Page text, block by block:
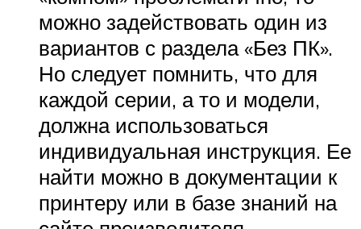
можно задействовать один из
вариантов с раздела «Без ПК».
Но следует помнить, что для
каждой серии, а то и модели,
должна использоваться
индивидуальная инструкция. Ее
найти можно в документации к
принтеру или в базе знаний на